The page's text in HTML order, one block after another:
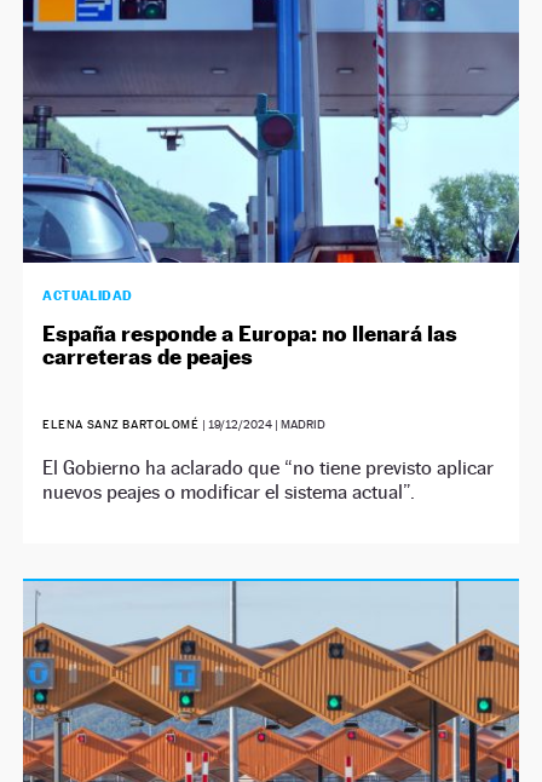
ACTUALIDAD
España responde a Europa: no llenará las
carreteras de peajes
ELENA SANZ BARTOLOMÉ | 19/12/2024| MADRID
El Gobierno ha aclarado que “no tiene previsto aplicar
nuevos peajes o modificar el sistema actual”.